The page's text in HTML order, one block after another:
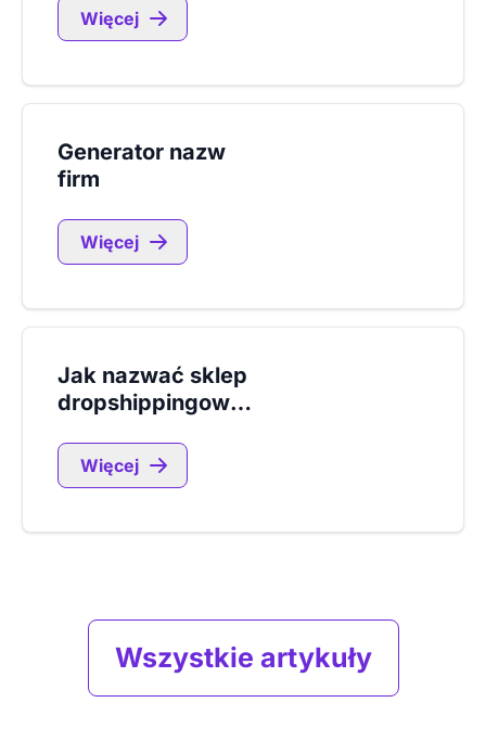
Więcej
Generator nazw
firm
Więcej
Jak nazwać sklep
dropshippingowy?
Więcej
Wszystkie artykuły